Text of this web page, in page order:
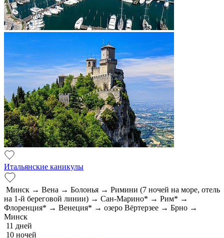
Итальянские каникулы
Минск → Вена → Болонья → Римини (7 ночей на море, отель
на 1-й береговой линии) → Сан-Марино* → Рим* →
Флоренция* → Венеция* → озеро Вёртерзее → Брно →
Минск
11 дней
10 ночей